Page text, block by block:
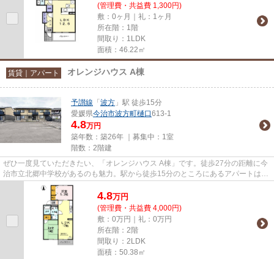
(管理費・共益費 1,300円)
敷：0ヶ月｜礼：1ヶ月
所在階：1階
間取り：1LDK
面積：46.22㎡
賃貸｜アパート オレンジハウス A棟
予讃線 「 波方 」駅 徒歩15分
愛媛県今治市波方町樋口613-1
4.8万円
築年数：築26年 ｜募集中： 1室
階数：2階建
ぜひ一度見ていただきたい、「オレンジハウス A棟」です。徒歩27分の距離に今
治市立北郷中学校があるのも魅力。駅から徒歩15分のところにあるアパートはい
かがでしょうか。最上階の物...
4.8万円
(管理費・共益費 4,000円)
敷：0万円｜礼：0万円
所在階：2階
間取り：2LDK
面積：50.38㎡